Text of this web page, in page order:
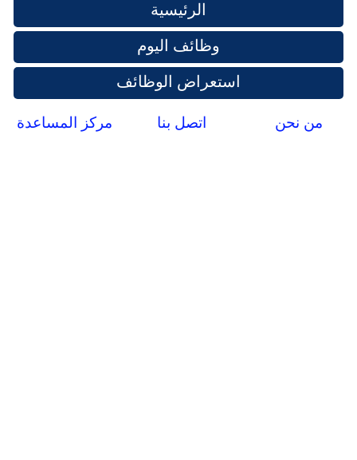
الرئيسية
وظائف اليوم
استعراض الوظائف
من نحن اتصل بنا مركز المساعدة